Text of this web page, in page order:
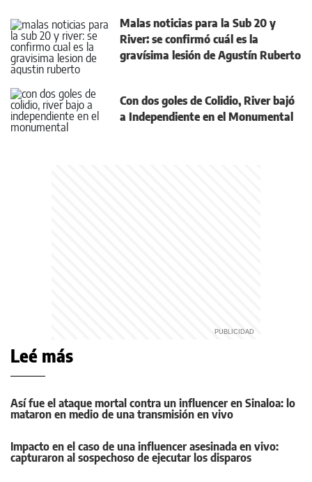
Malas noticias para la Sub 20 y
River: se confirmó cuál es la
gravísima lesión de Agustín Ruberto
Con dos goles de Colidio, River bajó
a Independiente en el Monumental
Leé más
Así fue el ataque mortal contra un influencer en Sinaloa: lo
mataron en medio de una transmisión en vivo
Impacto en el caso de una influencer asesinada en vivo:
capturaron al sospechoso de ejecutar los disparos